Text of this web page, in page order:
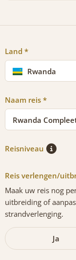
Land *
Rwanda
Naam reis *
Rwanda
Reisniveau
Reis verlengen/
Maak uw reis nog
uitbreiding of
strandverlenging.
Ja